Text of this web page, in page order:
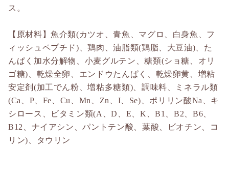
ス。
【原材料】魚介類(カツオ、青魚、マグロ、白身魚、フ
ィッシュペプチド)、鶏肉、油脂類(鶏脂、大豆油)、た
んぱく加水分解物、小麦グルテン、糖類(ショ糖、オリ
ゴ糖)、乾燥全卵、エンドウたんぱく、乾燥卵黄、増粘
安定剤(加工でん粉、増粘多糖類)、調味料、ミネラル類
(Ca、P、Fe、Cu、Mn、Zn、I、Se)、ポリリン酸Na、キ
シロース、ビタミン類(A、D、E、K、B1、B2、B6、
B12、ナイアシン、パントテン酸、葉酸、ビオチン、コ
リン)、タウリン